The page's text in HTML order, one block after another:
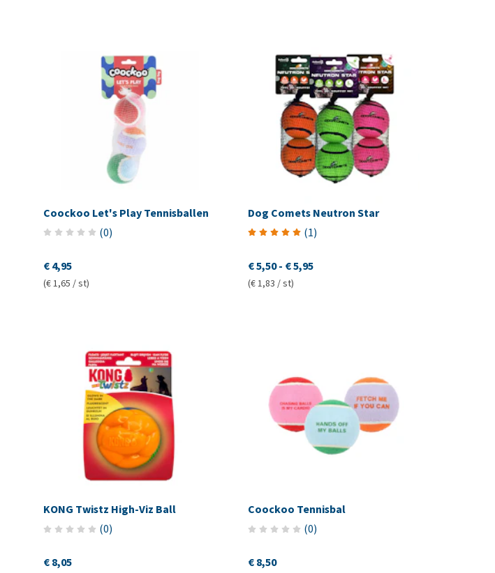
Coockoo Let's Play Tennisballen
(0)
€ 4,95
(€ 1,65 / st)
Dog Comets Neutron Star
(1)
€ 5,50- € 5,95
(€ 1,83 / st)
KONG Twistz High-Viz Ball
(0)
€ 8,05
Coockoo Tennisbal
(0)
€ 8,50